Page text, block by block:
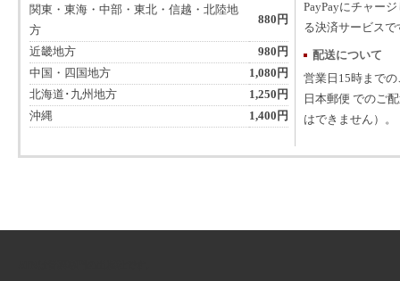
関東・東海・中部・東北・信越・北陸地
方
880円
近畿地方
980円
中国・四国地方
1,080円
北海道･九州地方
1,250円
沖縄
1,400円
PayPayにチャー
る決済サービスで
配送について
営業日15時まで
日本郵便 でのご
はできません）。